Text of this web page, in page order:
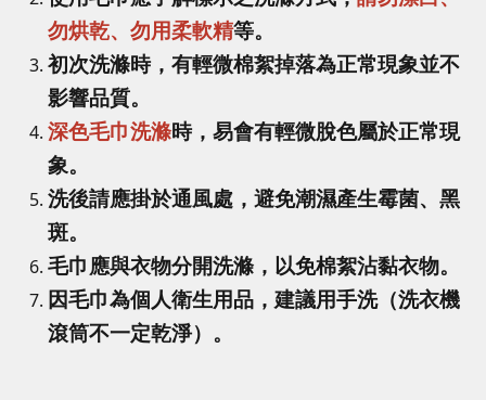
勿烘乾、勿用柔軟精等。
初次洗滌時，有輕微棉絮掉落為正常現象並不
影響品質。
深色毛巾洗滌時，易會有輕微脫色屬於正常現
象。
洗後請應掛於通風處，避免潮濕產生霉菌、黑
斑。
毛巾應與衣物分開洗滌，以免棉絮沾黏衣物。
因毛巾為個人衛生用品，建議用手洗（洗衣機
滾筒不一定乾淨）。